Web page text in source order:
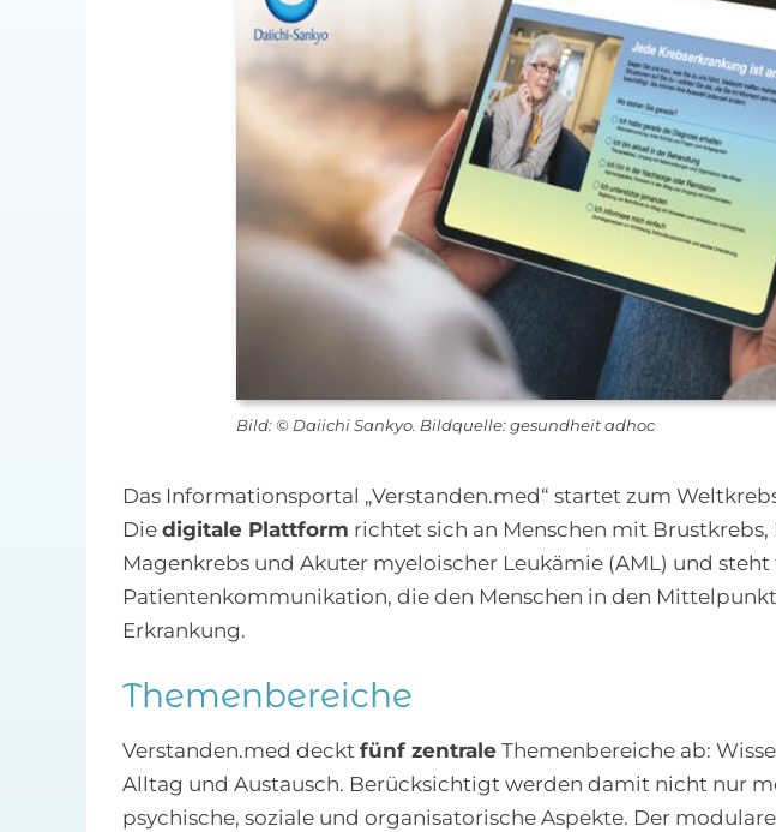
Bild: © Daiichi Sankyo. Bildquelle: gesundheit adhoc
Das Informationsportal „Verstanden.med“ startet zum
Die digitale Plattform richtet sich an Menschen mit Brustkrebs,
Magenkrebs und Akuter myeloischer Leukämie (AML) und
Patientenkommunikation, die den Menschen in den
Erkrankung.
Themenbereiche
Verstanden.med deckt fünf zentraleThemenbereiche ab:
Alltag und Austausch. Berücksichtigt werden damit nicht nur
psychische, soziale und organisatorische Aspekte. Der